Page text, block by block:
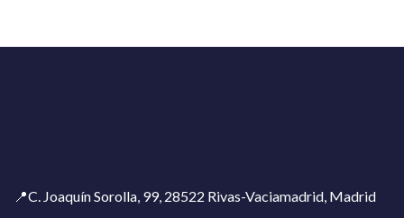
📍C. Joaquín Sorolla, 99, 28522 Rivas-Vaciamadrid, Madrid